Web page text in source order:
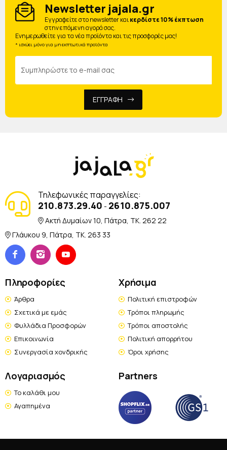
Newsletter jajala.gr
Eγγραφείτε στο newsletter καικερδίστε 10% έκπτωση
στην επόμενη αγορά σας.
Ενημερωθείτε για τα νέα προϊόντα και τις προσφορές μας!
* ισχύει μόνο για μη εκπτωτικά προϊόντα
ΕΓΓΡΑΦΗ
Τηλεφωνικές παραγγελίες:
210.873.29.40 - 2610.875.007
Ακτή Δυμαίων 10, Πάτρα, TK. 262 22
Γλάυκου 9, Πάτρα, TK. 263 33
Πληροφορίες
Άρθρα
Σχετικά με εμάς
Φυλλάδια Προσφορών
Επικοινωνία
Συνεργασία χονδρικής
Χρήσιμα
Πολιτική επιστροφών
Τρόποι πληρωμής
Τρόποι αποστολής
Πολιτική απορρήτου
Όροι χρήσης
Λογαριασμός
Το καλάθι μου
Αγαπημένα
Partners